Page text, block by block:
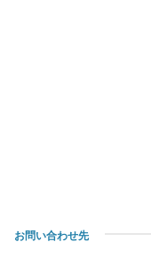
お問い合わせ先